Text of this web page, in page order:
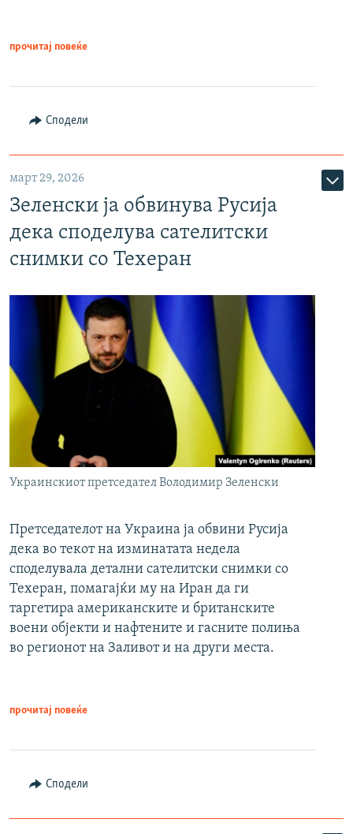
прочитај повеќе
Сподели
март 29, 2026
Зеленски ја обвинува Русија
дека споделува сателитски
снимки со Техеран
Украинскиот претседател Володимир Зеленски
Претседателот на Украина ја обвини Русија
дека во текот на изминатата недела
споделувала детални сателитски снимки со
Техеран, помагајќи му на Иран да ги
таргетира американските и британските
воени објекти и нафтените и гасните полиња
во регионот на Заливот и на други места.
прочитај повеќе
Сподели